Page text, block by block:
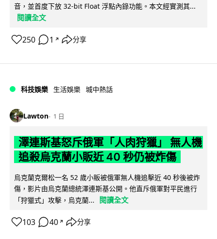
音，並首度下放 32-bit Float 浮點內錄功能。本文經實測其...
閱讀全文
250 1 ↗ 分享
科技娛樂 生活娛樂 城中熱話
Lawton 1 日
澤連斯基怒斥俄軍「人肉狩獵」 無人機
追殺烏克蘭小販近 40 秒仍被炸傷
烏克蘭克爾松一名 52 歲小販被俄軍無人機追擊近 40 秒後被炸
傷，影片由烏克蘭總統澤連斯基公開。他直斥俄軍對平民進行
「狩獵式」攻擊，烏克蘭...
閱讀全文
103 40 ↗ 分享